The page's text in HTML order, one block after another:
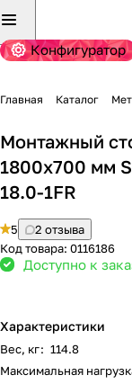
Конфигуратор
Главная Каталог
Монтажный
1800х700 мм
18.0-1FR
5
2 отзыва
Код товара: 0116186
Доступно к
Характеристики
Вес, кг: 114.8
Максимальная